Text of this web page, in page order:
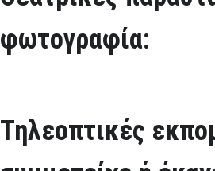
φωτογραφία:
Τηλεοπτικές